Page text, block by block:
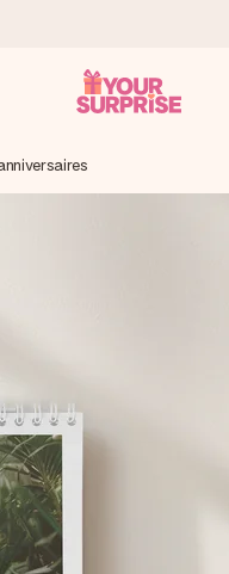
puissiez l’offrir au
Reviews (total de tous
ou un message qui